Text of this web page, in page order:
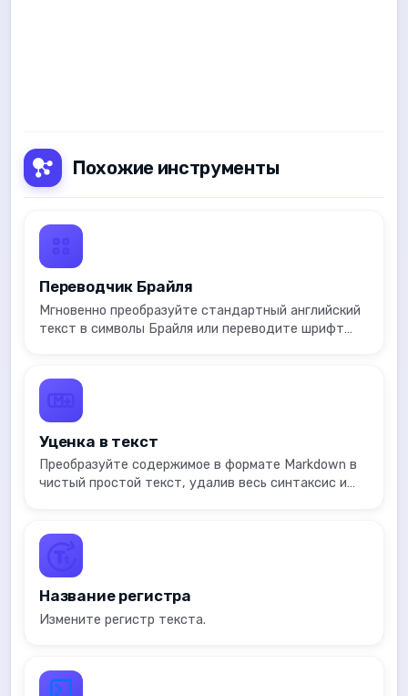
Похожие инструменты
Переводчик Брайля
Мгновенно преобразуйте стандартный английский
текст в символы Брайля или переводите шрифт
Уценка в текст
Преобразуйте содержимое в формате Markdown в
чистый простой текст, удалив весь синтаксис и
Название регистра
Измените регистр текста.